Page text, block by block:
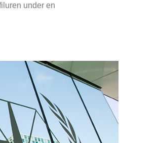
under en